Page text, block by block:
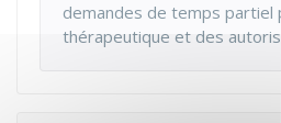
demandes de temps partiel
thérapeutique et des